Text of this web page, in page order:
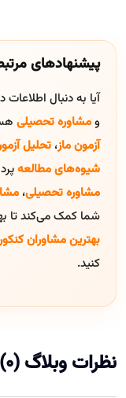
پیشنهادهای
آیا به دنبال
ومشاوره تحصیلی
آزمون ماز، تحلیل
شیوه‌های مطالعه
مشاوره تحصیلی،
شما کمک می‌کند تا
بهترین مشاوران
کنید.
نظرات وبلاگ (0)